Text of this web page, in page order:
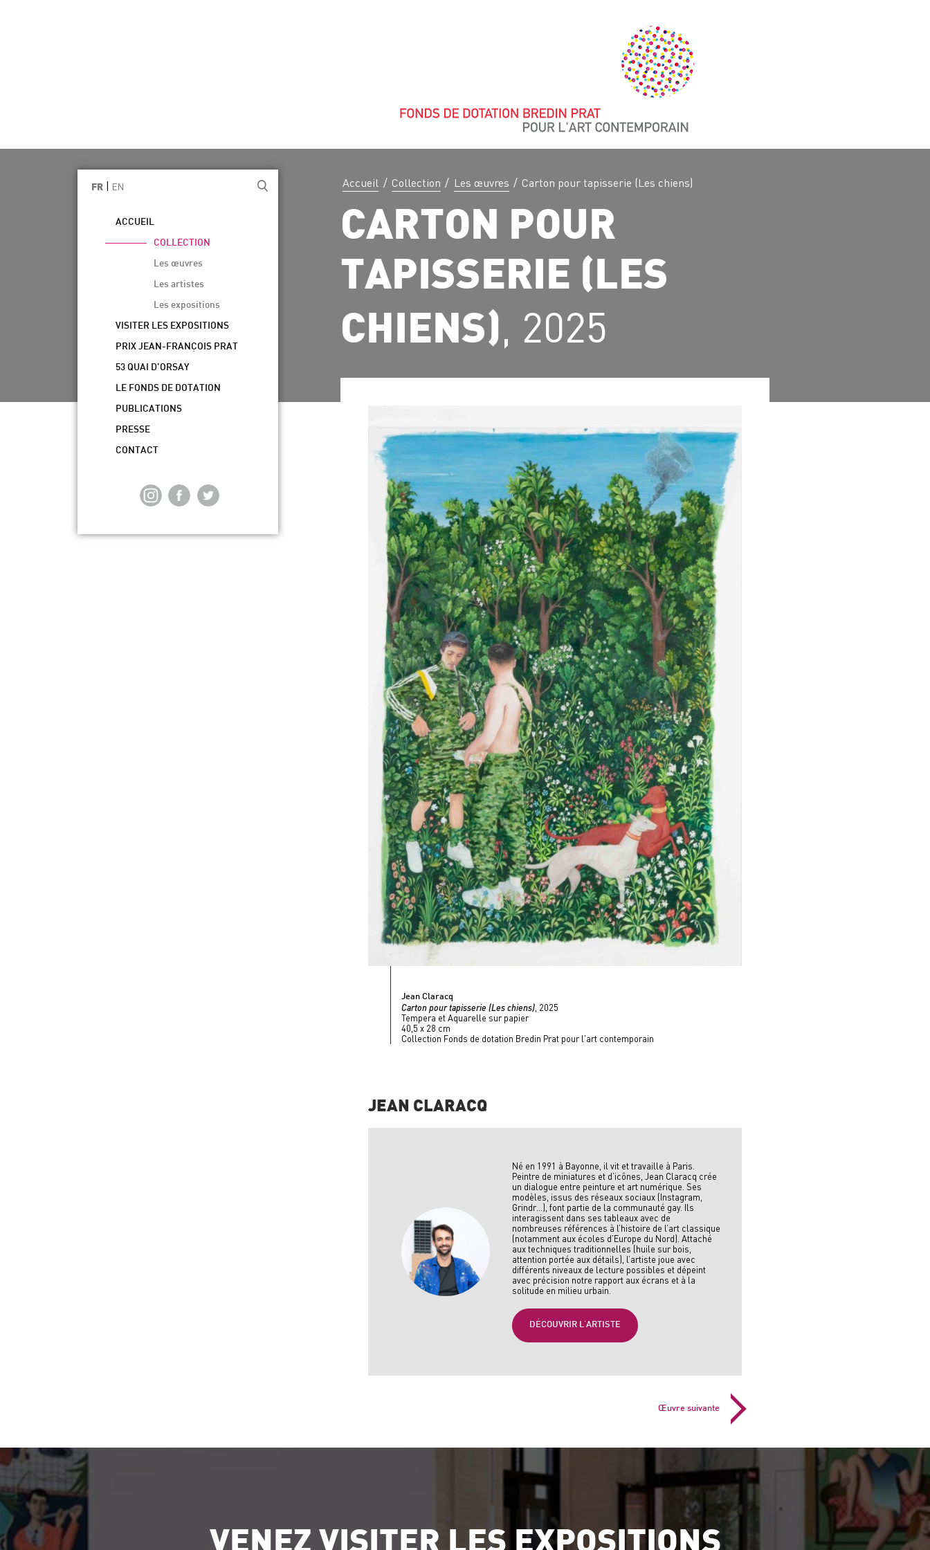
Accueil / Collection / Les œuvres / Carton pour tapisserie (Les chiens)
CARTON POUR
TAPISSERIE (LES
CHIENS), 2025
FR EN
ACCUEIL
COLLECTION
Les œuvres
Les artistes
Les expositions
VISITER LES EXPOSITIONS
PRIX JEAN-FRANÇOIS PRAT
53 QUAI D’ORSAY
LE FONDS DE DOTATION
PUBLICATIONS
PRESSE
CONTACT
Jean Claracq
Carton pour tapisserie (Les chiens), 2025
Tempera et Aquarelle sur papier
40,5 x 28 cm
Collection Fonds de dotation Bredin Prat pour l'art contemporain
JEAN CLARACQ
Né en 1991 à Bayonne, il vit et travaille à Paris.
Peintre de miniatures et d’icônes, Jean Claracq crée
un dialogue entre peinture et art numérique. Ses
modèles, issus des réseaux sociaux (Instagram,
Grindr…), font partie de la communauté gay. Ils
interagissent dans ses tableaux avec de
nombreuses références à l’histoire de l’art classique
(notamment aux écoles d’Europe du Nord). Attaché
aux techniques traditionnelles (huile sur bois,
attention portée aux détails), l’artiste joue avec
différents niveaux de lecture possibles et dépeint
avec précision notre rapport aux écrans et à la
solitude en milieu urbain.
DÉCOUVRIR L'ARTISTE
Œuvre suivante
VENEZ VISITER LES EXPOSITIONS